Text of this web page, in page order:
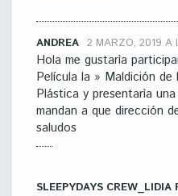
ANDREA 2 MARZO, 2019 A
Hola me gustarìa
Película la » Maldición
Plástica y presentarìa
mandan a que dirección
saludos
SLEEPYDAYS CREW_LIDIA